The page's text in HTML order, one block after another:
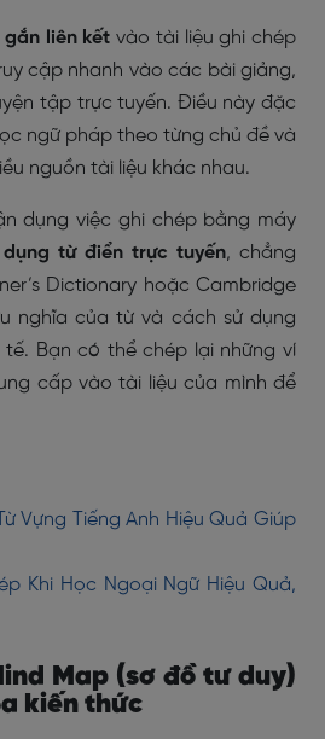
gắn liên kết vào tài liệu ghi chép
cập nhanh vào các bài giảng,
tập trực tuyến. Điều này đặc
ngữ pháp theo từng chủ đề và
nguồn tài liệu khác nhau.
dụng việc ghi chép bằng máy
từ điển trực tuyến, chẳng
Dictionary hoặc Cambridge
nghĩa của từ và cách sử dụng
Bạn có thể chép lại những ví
cấp vào tài liệu của mình để
Vựng Tiếng Anh Hiệu Quả Giúp
Khi Học Ngoại Ngữ Hiệu Quả,
Map (sơ đồ tư duy)
kiến thức